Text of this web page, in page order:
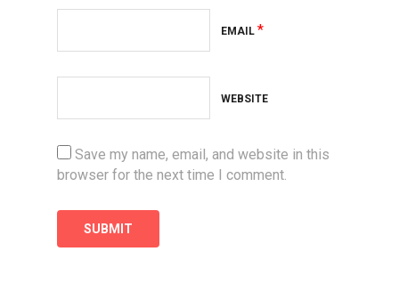
EMAIL *
WEBSITE
Save my name, email, and website in this
browser for the next time I comment.